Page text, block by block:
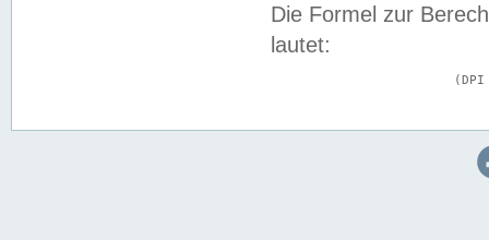
Die Formel zur
lautet: